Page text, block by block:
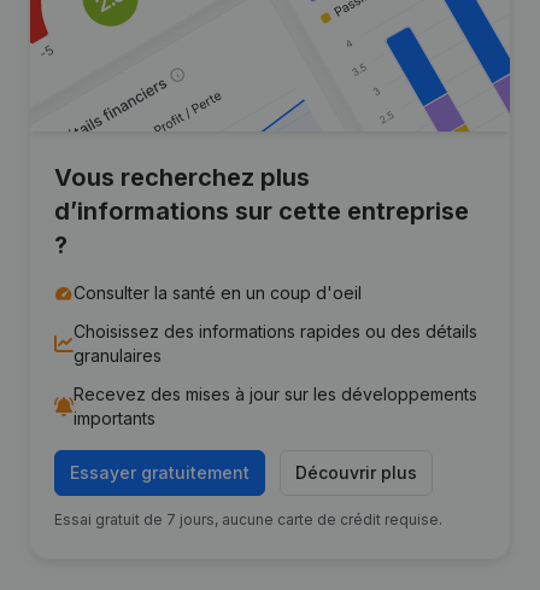
Vous recherchez plus
d’informations sur cette entreprise
?
Consulter la santé en un coup d'oeil
Choisissez des informations rapides ou des détails
granulaires
Recevez des mises à jour sur les développements
importants
Essayer gratuitement Découvrir plus
Essai gratuit de 7 jours, aucune carte de crédit requise.